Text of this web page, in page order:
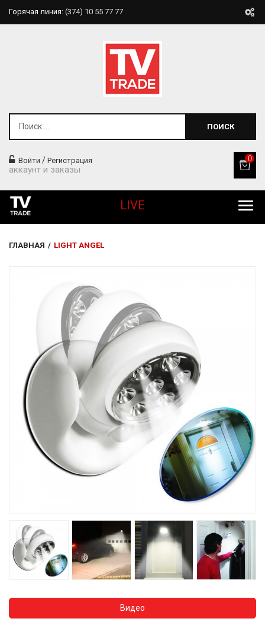
Горячая линия: (374) 10 55 77 77
ПОИСК
Войти / Регистрация
аккаунт и заказы
0
Товары Для Кухни
Фитнесс
Kрасота И Здоровье
Для Детей
Хиты
LIVE
ГЛАВНАЯ / LIGHT ANGEL
Видео